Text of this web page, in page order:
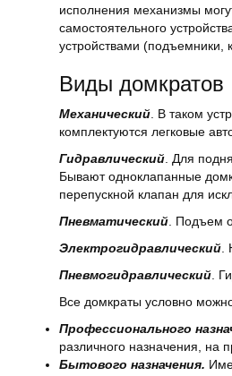
исполнения механизмы
самостоятельного
устройствами (подъемники,
Виды домкратов
Механический . В таком
комплектуются легковые
Гидравлический . Для
Бывают одноклапанные
перепускной клапан для
Пневматический . Подъем
Электрогидравлический
Пневмогидравлический .
Все домкраты условно
Профессионального
различного назначения, на
Бытового назначения.